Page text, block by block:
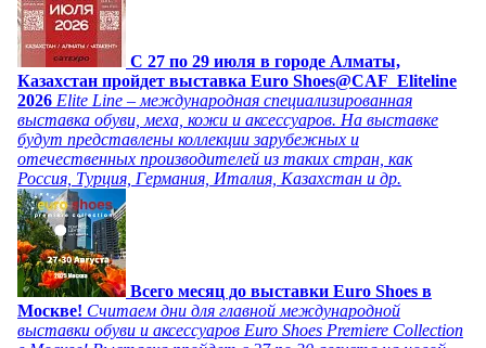
C 27 по 29 июля в городе Алматы,
Казахстан пройдет выставка Euro Shoes@CAF_Eliteline
2026 Elite Line – международная специализированная
выставка обуви, меха, кожи и аксессуаров. На выставке
будут представлены коллекции зарубежных и
отечественных производителей из таких стран, как
Россия, Турция, Германия, Италия, Казахстан и др.
Всего месяц до выставки Euro Shoes в
Москве! Считаем дни для главной международной
выставки обуви и аксессуаров Euro Shoes Premiere Collection